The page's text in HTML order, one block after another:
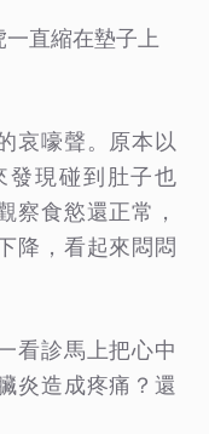
直縮在墊子上
哀嚎聲。原本以
發現碰到肚子也
察食慾還正常，
降，看起來悶悶
看診馬上把心中
炎造成疼痛？還